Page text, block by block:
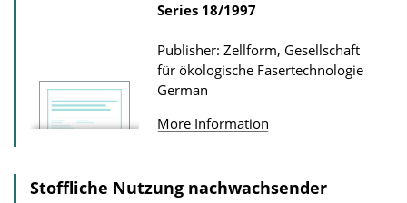
Series 18/1997
Publisher: Zellform, Gesellschaft
für ökologische Fasertechnologie
German
More Information
Stoffliche Nutzung nachwachsender